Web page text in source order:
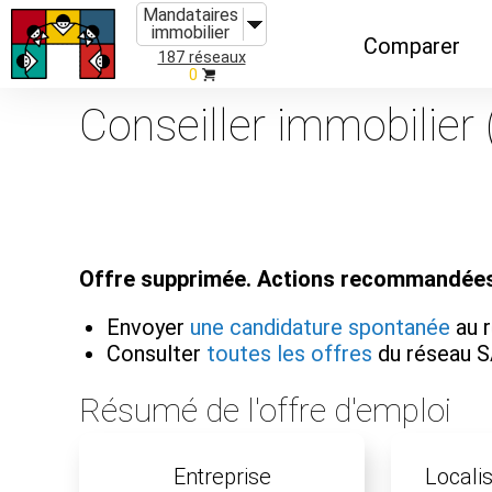
Mandataires
immobilier
187 réseaux
0
Comparer
Caractéristiques
Organismes de
Conseiller immobilier
Offre supprimée. Actions
Envoyer une candidature spontanée au
Consulter toutes les offres du réseau
Résumé de l'offre d'emploi
Entreprise